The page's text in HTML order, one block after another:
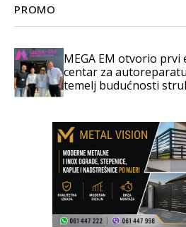
PROMO
MEGA EM otvorio
centar za
temelj budućnosti